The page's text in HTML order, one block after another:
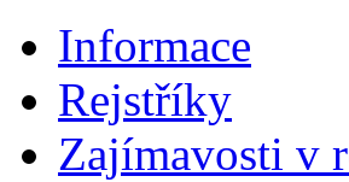
Informace
Rejstříky
Zajímavosti v